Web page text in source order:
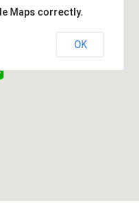
Maps correctly.
OK